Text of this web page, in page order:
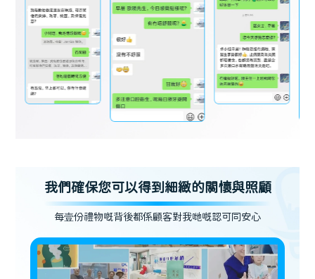
我們確保您可以得到細緻的關懷與照顧
每壹份禮物嘅背後都係顧客對我哋嘅認可同安心